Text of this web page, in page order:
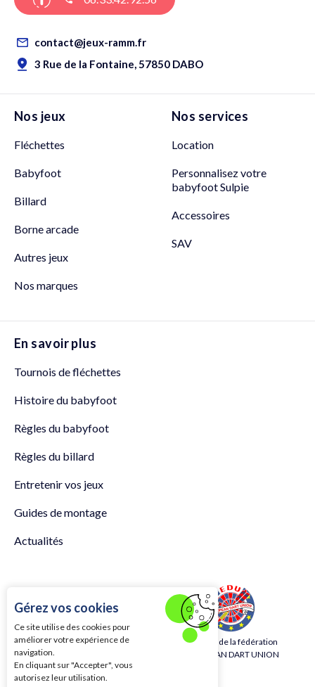
contact@jeux-ramm.fr
3 Rue de la Fontaine, 57850 DABO
Nos jeux
Fléchettes
Babyfoot
Billard
Borne arcade
Autres jeux
Nos marques
Nos services
Location
Personnalisez votre
babyfoot Sulpie
Accessoires
SAV
En savoir plus
Tournois de fléchettes
Histoire du babyfoot
Règles du babyfoot
Règles du billard
Entretenir vos jeux
Guides de montage
Actualités
Membre de la fédération
FLECHES ELECTRONIQUES
FRANCE
Membre de la fédération
EUROPEAN DART UNION
Gérez vos cookies
Ce site utilise des cookies pour
améliorer votre expérience de
navigation.
En cliquant sur "Accepter", vous
autorisez leur utilisation.